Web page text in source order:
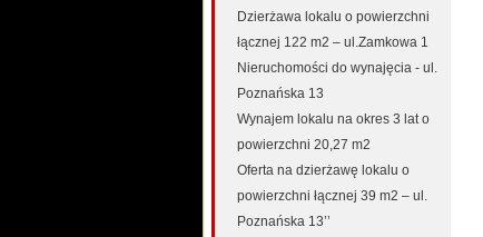
Dzierżawa lokalu o powierzchni
łącznej 122 m2 – ul.Zamkowa 1
Nieruchomości do wynajęcia - ul.
Poznańska 13
Wynajem lokalu na okres 3 lat o
powierzchni 20,27 m2
Oferta na dzierżawę lokalu o
powierzchni łącznej 39 m2 – ul.
Poznańska 13’’